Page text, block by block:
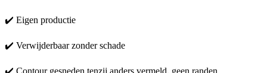
✔️ Eigen productie
✔️ Verwijderbaar zonder schade
✔️ Contour gesneden tenzij anders vermeld, geen randen